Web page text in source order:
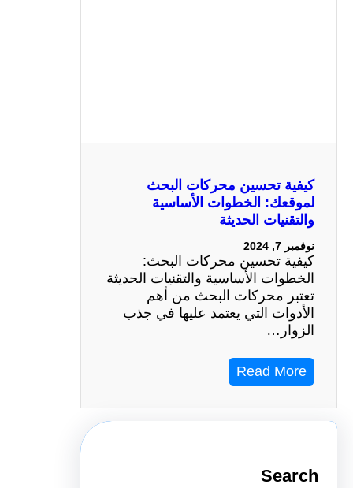
كيفية تحسين محركات البحث
لموقعك: الخطوات الأساسية
والتقنيات الحديثة
نوفمبر 7, 2024
كيفية تحسين محركات البحث:
الخطوات الأساسية والتقنيات الحديثة
تعتبر محركات البحث من أهم
الأدوات التي يعتمد عليها في جذب
الزوار…
Read More
Search